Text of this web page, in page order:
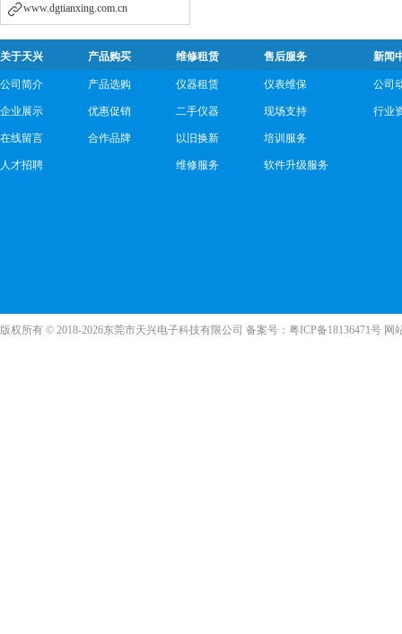
www.dgtianxing.com.cn
关于天兴
公司简介
企业展示
在线留言
人才招聘
产品购买
产品选购
优惠促销
合作品牌
维修租赁
仪器租赁
二手仪器
以旧换新
维修服务
售后服务
仪表维保
现场支持
培训服务
软件升级服务
新闻
公司
行业
版权所有 © 2018-2026东莞市天兴电子科技有限公司 备案号： 粤ICP备18136471号 网